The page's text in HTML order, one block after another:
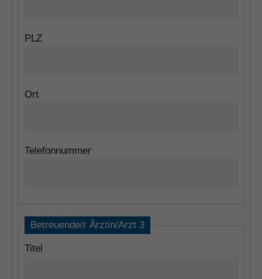
PLZ
Ort
Telefonnummer
Betreuende/r Ärztin/Arzt 3
Titel